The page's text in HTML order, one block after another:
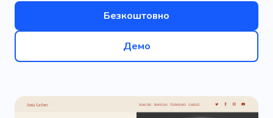
Безкоштовно
Демо